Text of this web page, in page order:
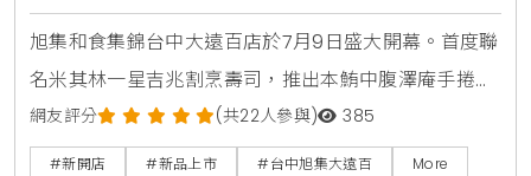
旭集和食集錦台中大遠百店於7月9日盛大開幕。首度聯
名米其林一星吉兆割烹壽司，推出本鮪中腹澤庵手捲與
蟹肉海膽空氣春捲。同步引進日本蜜柑鰤魚與NISSEI霜
淇淋聖代，更將台中在地的麻薏、大甲芋頭、東泉辣椒
網友評分 (共22人參與) 385
#新開店 #新品上市 #台中旭集大遠百 More